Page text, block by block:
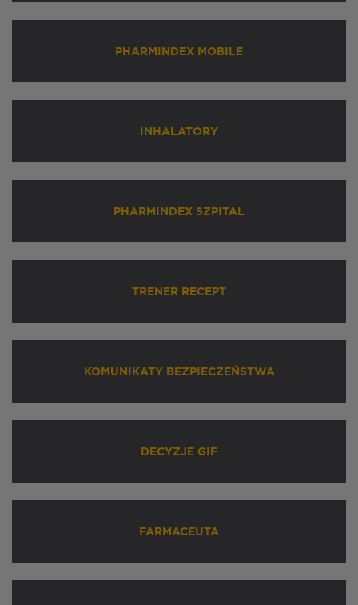
PHARMINDEX MOBILE
INHALATORY
PHARMINDEX SZPITAL
TRENER RECEPT
KOMUNIKATY BEZPIECZEŃSTWA
DECYZJE GIF
FARMACEUTA